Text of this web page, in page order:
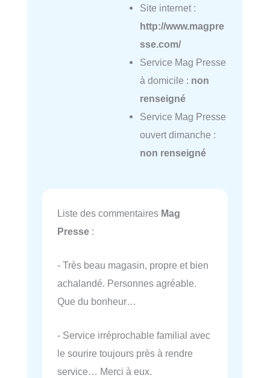
Site internet :
http://www.magpre
sse.com/
Service Mag Presse
à domicile : non
renseigné
Service Mag Presse
ouvert dimanche :
non renseigné
Liste des commentaires Mag
Presse :
- Très beau magasin, propre et bien
achalandé. Personnes agréable.
Que du bonheur…
- Service irréprochable familial avec
le sourire toujours près à rendre
service… Merci à eux.